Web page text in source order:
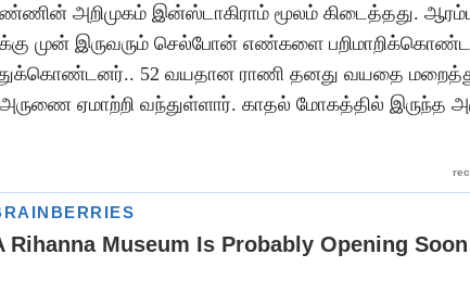
அறிமுகம் இன்ஸ்டாகிராம் மூலம் கிடைத்தது.
முன் இருவரும் செல்போன் எண்களை
52 வயதான ராணி தனது வயதை
ஏமாற்றி வந்துள்ளார். காதல் மோகத்தில் இருந்த